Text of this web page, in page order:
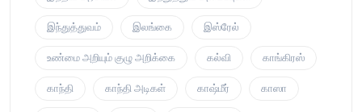
இந்துத்துவம் இலங்கை இஸ்ரேல்
உண்மை அறியும் குழு அறிக்கை கல்வி காங்கிரஸ்
காந்தி காந்தி அடிகள் காஷ்மீர் காஸா